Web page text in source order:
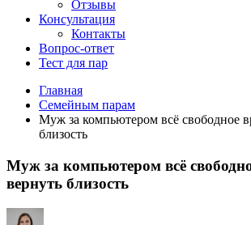
Отзывы
Консультация
Контакты
Вопрос-ответ
Тест для пар
Главная
Семейным парам
Муж за компьютером всё свободное
близость
Муж за компьютером всё
вернуть близость